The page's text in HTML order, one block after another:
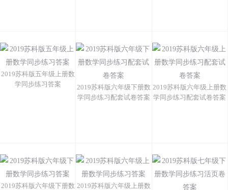
2019苏科版五年级上册数
学同步练习答案
2019苏科版六年级下册数
学同步练习配套试卷答案
2019苏科版六年级上册数
学同步练习配套试卷答案
2019苏科版六年级下册数 2019苏科版六年级上册数